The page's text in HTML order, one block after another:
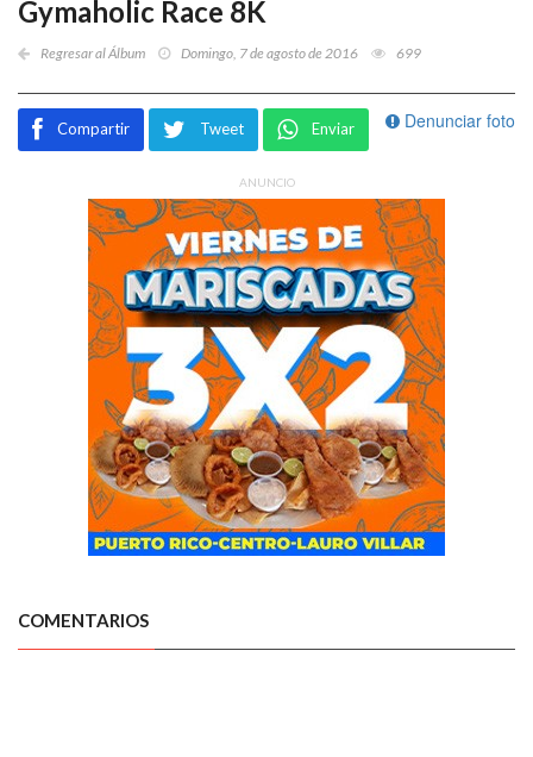
Gymaholic Race 8K
Regresar al Álbum Domingo, 7 de agosto de 2016 699
Denunciar foto
Compartir Tweet Enviar
ANUNCIO
COMENTARIOS